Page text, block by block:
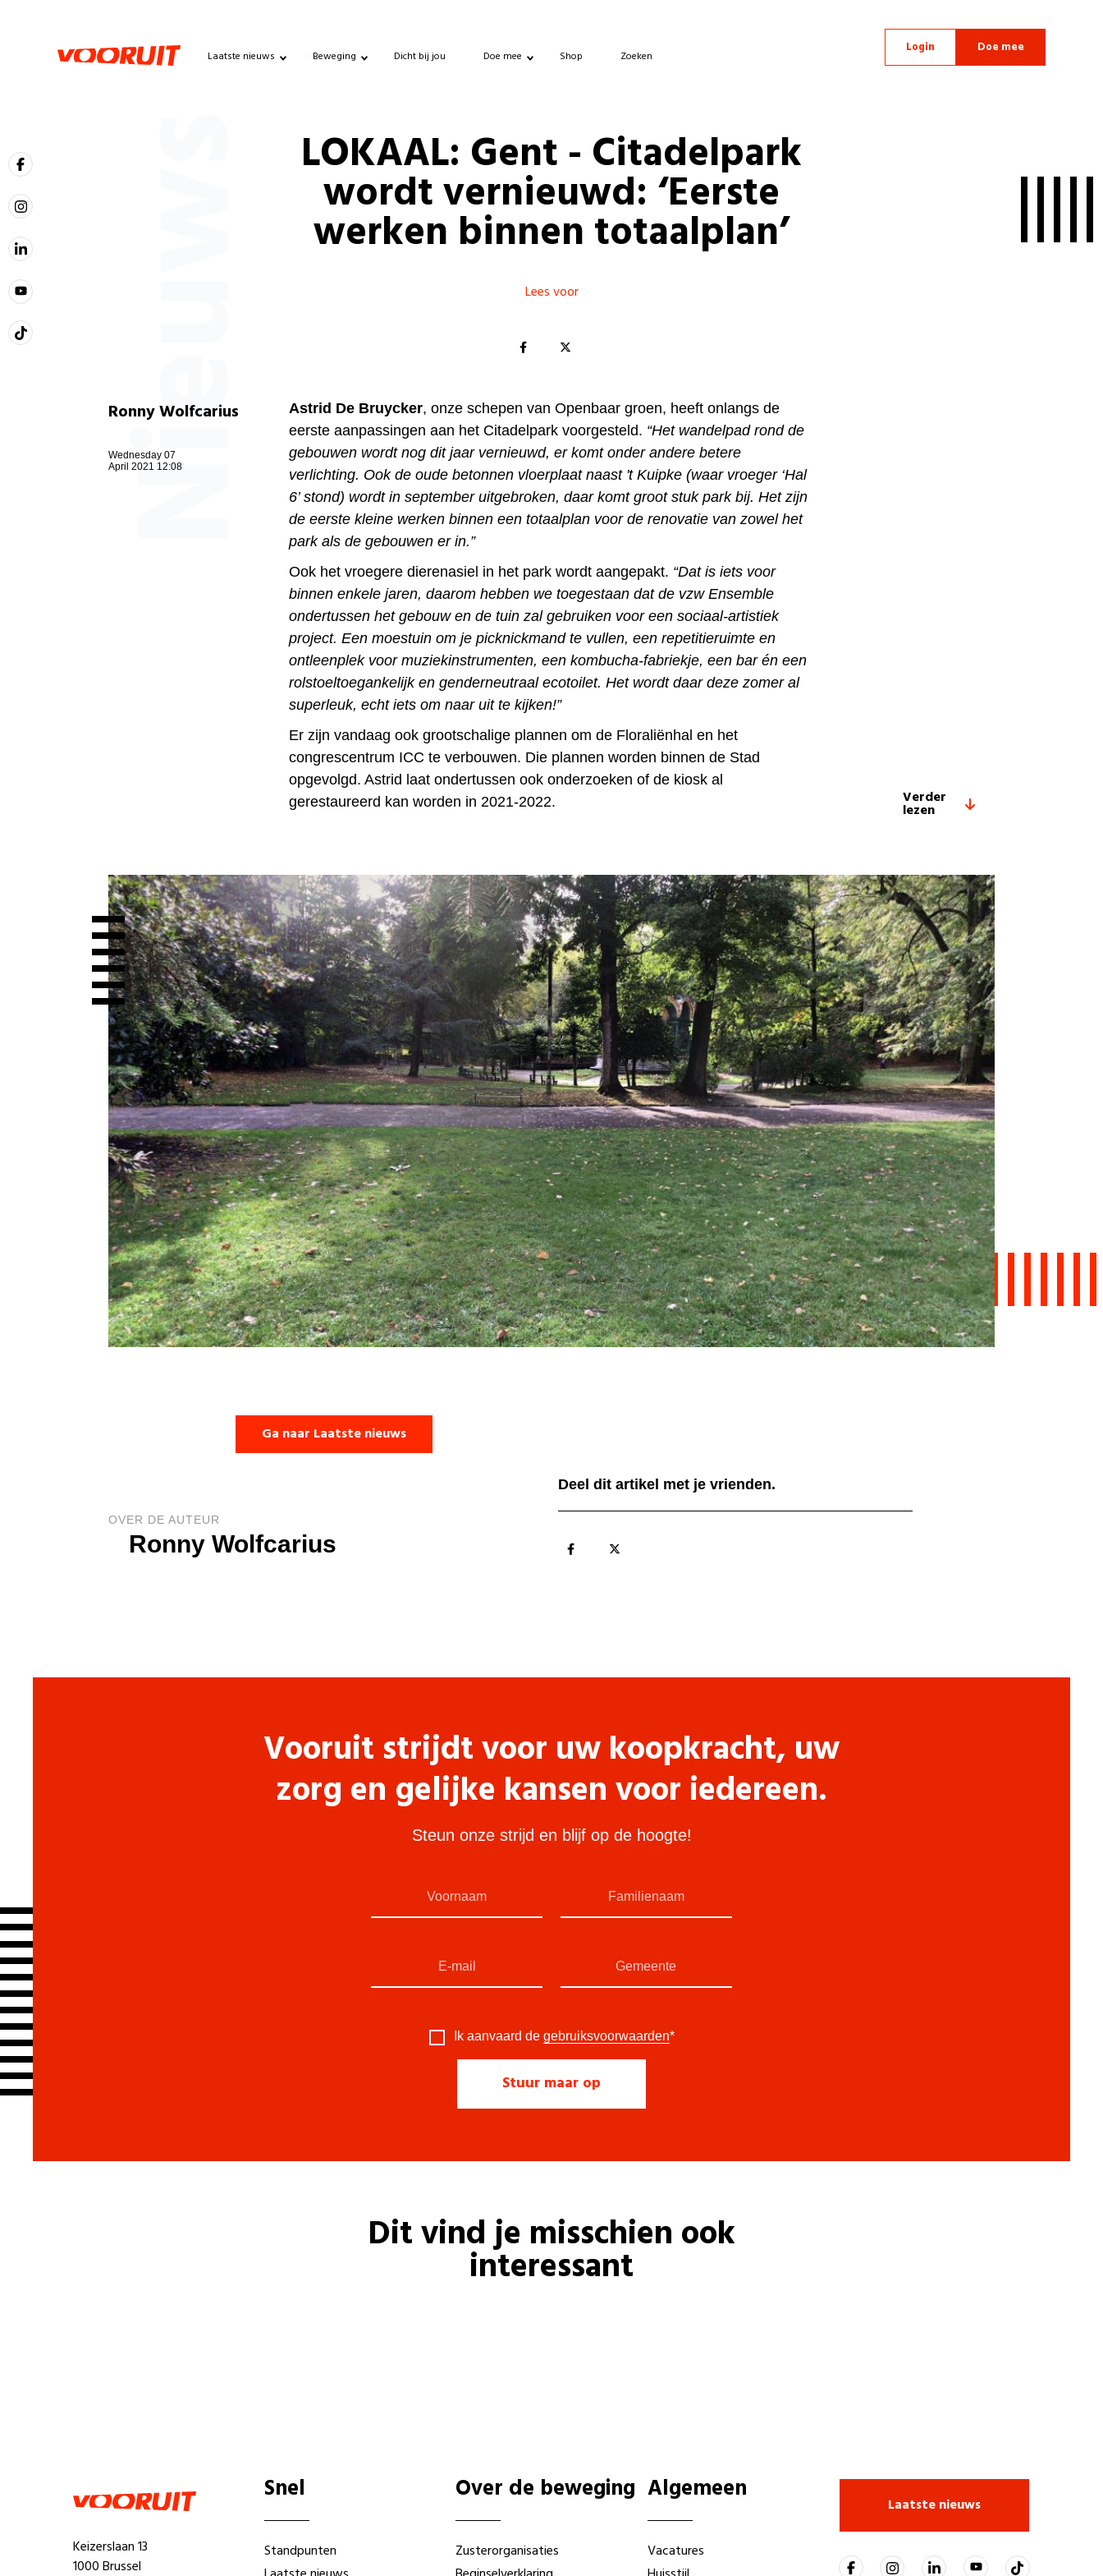
Laatste nieuws Beweging Dicht bij jou Doe mee Shop Zoeken
Login Doe mee
NieuwsLOKAAL: Gent - Citadelpark
wordt vernieuwd: ‘Eerste
werken binnen totaalplan’
Lees voor
Ronny Wolfcarius
Wednesday 07
April 2021 12:08
Astrid De Bruycker, onze schepen van Openbaar groen, heeft onlangs de
eerste aanpassingen aan het Citadelpark voorgesteld. “Het wandelpad rond de
gebouwen wordt nog dit jaar vernieuwd, er komt onder andere betere
verlichting. Ook de oude betonnen vloerplaat naast 't Kuipke (waar vroeger ‘Hal
6’ stond) wordt in september uitgebroken, daar komt groot stuk park bij. Het zijn
de eerste kleine werken binnen een totaalplan voor de renovatie van zowel het
park als de gebouwen er in.”
Ook het vroegere dierenasiel in het park wordt aangepakt. “Dat is iets voor
binnen enkele jaren, daarom hebben we toegestaan dat de vzw Ensemble
ondertussen het gebouw en de tuin zal gebruiken voor een sociaal-artistiek
project. Een moestuin om je picknickmand te vullen, een repetitieruimte en
ontleenplek voor muziekinstrumenten, een kombucha-fabriekje, een bar én een
rolstoeltoegankelijk en genderneutraal ecotoilet. Het wordt daar deze zomer al
superleuk, echt iets om naar uit te kijken!”
Er zijn vandaag ook grootschalige plannen om de Floraliënhal en het
congrescentrum ICC te verbouwen. Die plannen worden binnen de Stad
opgevolgd. Astrid laat ondertussen ook onderzoeken of de kiosk al
gerestaureerd kan worden in 2021-2022.
Verder
lezen
Ga naar Laatste nieuws
OVER DE AUTEUR
Ronny Wolfcarius
Deel dit artikel met je vrienden.
Vooruit strijdt voor uw koopkracht, uw
zorg en gelijke kansen voor iedereen.
Steun onze strijd en blijf op de hoogte!
Ik aanvaard de gebruiksvoorwaarden*
Dit vind je misschien ook
interessant
Keizerslaan 13
1000 Brussel
Snel
Standpunten
Over de beweging
Zusterorganisaties
Algemeen
Vacatures
Laatste nieuws